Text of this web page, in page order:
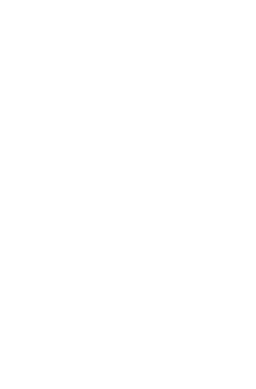
Od tog momenta
trenucima napadači
Klučni trenutak
Stanković iz igre
šstom minutu